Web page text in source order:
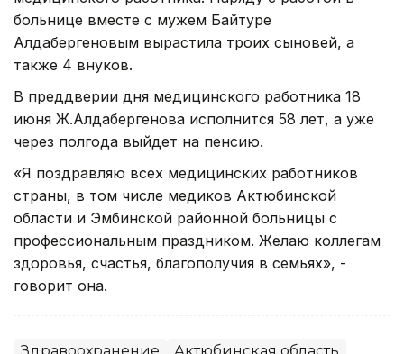
больнице вместе с мужем Байтуре
Алдабергеновым вырастила троих сыновей, а
также 4 внуков.
В преддверии дня медицинского работника 18
июня Ж.Алдабергенова исполнится 58 лет, а уже
через полгода выйдет на пенсию.
«Я поздравляю всех медицинских работников
страны, в том числе медиков Актюбинской
области и Эмбинской районной больницы с
профессиональным праздником. Желаю коллегам
здоровья, счастья, благополучия в семьях», -
говорит она.
Здравоохранение Актюбинская область